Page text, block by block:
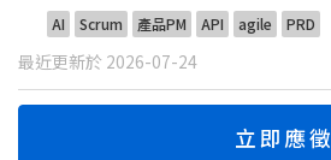
AI Scrum 產品PM API agile PRD
最近更新於 2026-07-24
立即應徵